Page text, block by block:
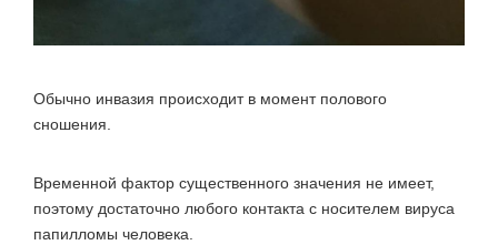
Обычно инвазия происходит в момент полового
сношения.
Временной фактор существенного значения не имеет,
поэтому достаточно любого контакта с носителем вируса
папилломы человека.